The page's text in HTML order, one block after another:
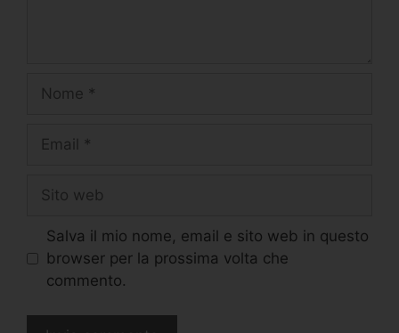
Salva il mio nome, email e sito web in questo
browser per la prossima volta che
commento.